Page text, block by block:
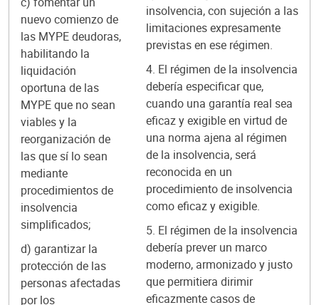
nuevo comienzo de
las MYPE deudoras,
habilitando la
liquidación
oportuna de las
MYPE que no sean
viables y la
reorganización de
las que sí lo sean
mediante
procedimientos de
insolvencia
simplificados;
d) garantizar la
protección de las
personas afectadas
por los
insolvencia, con sujeción a las
limitaciones expresamente
previstas en ese régimen.
4. El régimen de la insolvencia
debería especificar que,
cuando una garantía real sea
eficaz y exigible en virtud de
una norma ajena al régimen
de la insolvencia, será
reconocida en un
procedimiento de insolvencia
como eficaz y exigible.
5. El régimen de la insolvencia
debería prever un marco
moderno, armonizado y justo
que permitiera dirimir
eficazmente casos de